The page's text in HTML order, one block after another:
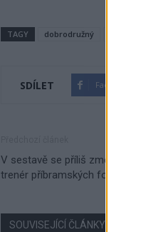
TAGY dobrodružný
SDÍLET Facebook
V sestavě se příliš změn
trenér příbramských
SOUVISEJÍCÍ ČLÁNKY